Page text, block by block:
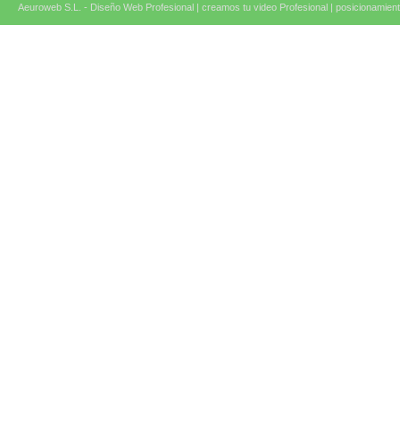
Aeuroweb S.L. - Diseño Web Profesional | creamos tu video Profesional |